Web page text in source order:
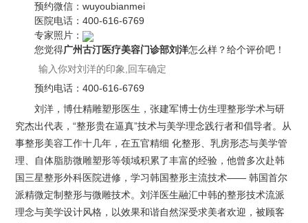
预约微信：wuyoubianmei
医院电话：400-616-6769
专家照片：
您觉得广州古汀医疗美容门诊部刘洋怎么样？给个评价吧！
预约电话：400-616-6769
刘洋，博仕精雕塑形医生，张建军博士仿生理整形学术与研
究杰出代表，“整形贵在逼真”技术与美学理念践行者和倡导者。从
事整形美容工作十几年，在五官精细 化整形、乳房形态与美学管
理、自体脂肪微雕塑形等领域积累了丰富的经验，他曾多次赴韩
国三星整形外科医院进修，学习韩国整形主流技术—— 韩国首尔
派精微定制整形与微雕技术。刘洋医生融汇中韩的整形技术流派
理念与美学设计风格，以效果和谐自然深受求美者欢迎，被顾客